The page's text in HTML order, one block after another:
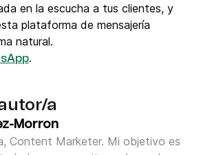
en la escucha a tus clientes, y
plataforma de mensajería
natural.
.
a
Morron
Content Marketer. Mi objetivo es